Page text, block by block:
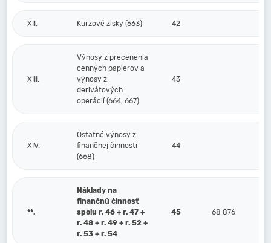
XII. Kurzové zisky (663) 42
XIII.
Výnosy z precenenia
cenných papierov a
výnosy z
derivátových
operácií (664, 667)
43
XIV.
Ostatné výnosy z
finančnej činnosti
(668)
44
**.
Náklady na
finančnú činnosť
spolu r. 46 + r. 47 +
r. 48 + r. 49 + r. 52 +
r. 53 + r. 54
45 68 876